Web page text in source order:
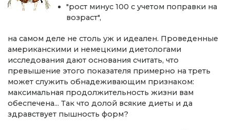
"рост минус 100 с учетом поправки на
возраст",
на самом деле не столь уж и идеален. Проведенные
американскими и немецкими диетологами
исследования дают основания считать, что
превышение этого показателя примерно на треть
может служить обнадеживающим признаком:
максимальная продолжительность жизни вам
обеспечена... Так что долой всякие диеты и да
здравствует пышность форм?